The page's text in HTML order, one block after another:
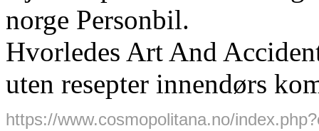
norge Personbil.
Hvorledes Art And
uten resepter innendørs
https://www.cosmopolitana.no/